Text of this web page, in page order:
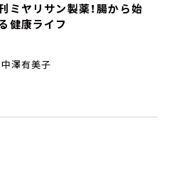
ミヤリサン製薬！腸から始
健康ライフ
中澤有美子